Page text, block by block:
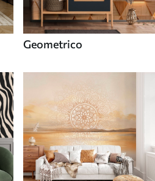
Geometrico